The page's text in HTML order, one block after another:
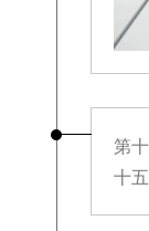
第
十